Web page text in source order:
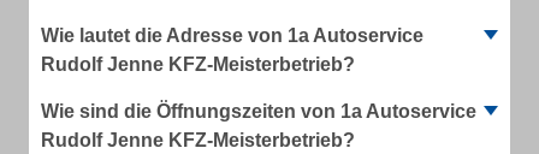
Wie lautet die Adresse von 1a Autoservice
Rudolf Jenne KFZ-Meisterbetrieb?
Wie sind die Öffnungszeiten von 1a Autoservice
Rudolf Jenne KFZ-Meisterbetrieb?